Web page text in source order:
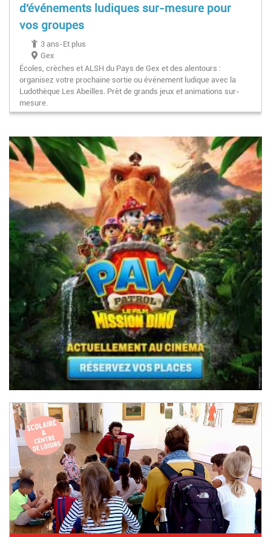
d'événements ludiques sur-mesure pour
vos groupes
3 ans-Et plus
Gex
Écoles, crèches et ALSH du Pays de Gex et des alentours :
organisez votre prochaine sortie ou événement ludique avec la
Ludothèque Les Abeilles. Prêt de grands jeux et animations sur-
mesure.